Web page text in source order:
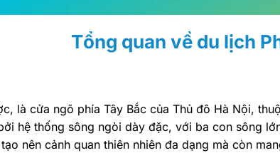
Tổng quan về du lịch
là cửa ngõ phía Tây Bắc của Thủ đô Hà Nội,
hệ thống sông ngòi dày đặc, với ba con sông
nên cảnh quan thiên nhiên đa dạng mà còn